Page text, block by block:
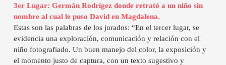
3er Lugar: Germán Rodrígez donde retrató a un niño sin
nombre al cual le puso David en Magdalena.
Estas son las palabras de los jurados: “En el tercer lugar, se
evidencia una exploración, comunicación y relación con el
niño fotografiado. Un buen manejo del color, la exposición y
el momento justo de captura, con un texto sugestivo y